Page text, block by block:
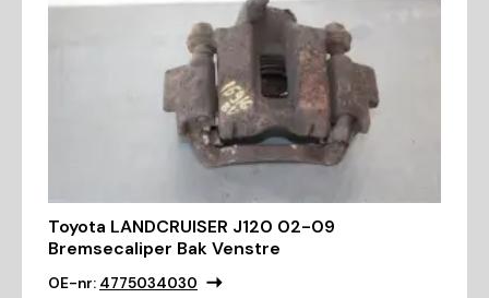
Toyota LANDCRUISER J120 02-09
Bremsecaliper Bak Venstre
OE-nr: 4775034030